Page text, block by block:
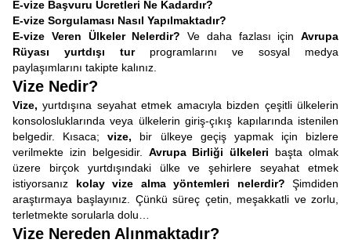
E-vize Başvuru Ücretleri Ne Kadardır?
E-vize Sorgulaması Nasıl Yapılmaktadır?
E-vize Veren Ülkeler Nelerdir? Ve daha fazlası için Avrupa
Rüyası yurtdışı turprogramlarını ve sosyal medya
paylaşımlarını takipte kalınız.
Vize Nedir?
Vize, yurtdışına seyahat etmek amacıyla bizden çeşitli ülkelerin
konsolosluklarında veya ülkelerin giriş-çıkış kapılarında istenilen
belgedir. Kısaca;vize, bir ülkeye geçiş yapmak için bizlere
verilmekte izin belgesidir. Avrupa Birliği ülkeleri başta olmak
üzere birçok yurtdışındaki ülke ve şehirlere seyahat etmek
istiyorsanız kolay vize alma yöntemleri nelerdir? Şimdiden
araştırmaya başlayınız. Çünkü süreç çetin, meşakkatli ve zorlu,
terletmekte sorularla dolu…
Vize Nereden Alınmaktadır?